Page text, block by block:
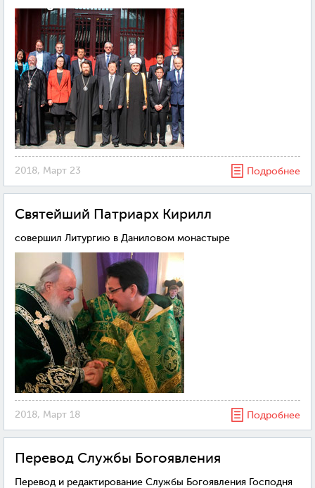
2018, Март 23 Подробнее
Святейший Патриарх Кирилл
совершил Литургию в Даниловом монастыре
2018, Март 18 Подробнее
Перевод Службы Богоявления
Перевод и редактирование Службы Богоявления Господня